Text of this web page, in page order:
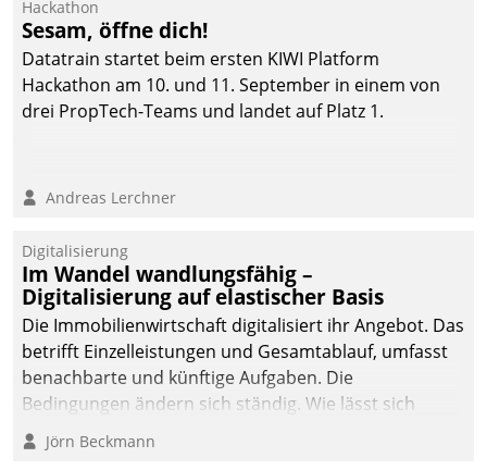
Hackathon
Sesam, öffne dich!
Datatrain startet beim ersten KIWI Platform
Hackathon am 10. und 11. September in einem von
drei PropTech-Teams und landet auf Platz 1.
Andreas Lerchner
Digitalisierung
Im Wandel wandlungsfähig –
Digitalisierung auf elastischer Basis
Die Immobilienwirtschaft digitalisiert ihr Angebot. Das
betrifft Einzelleistungen und Gesamtablauf, umfasst
benachbarte und künftige Aufgaben. Die
Bedingungen ändern sich ständig. Wie lässt sich
technisch die Kontrolle wahren und zugleich Freiraum
fürs Wachsen öffnen?
Jörn Beckmann